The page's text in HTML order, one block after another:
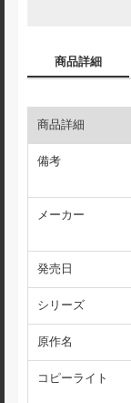
商品詳細
商品詳細
備考
メーカー
発売日
シリーズ
原作名
コピーライト